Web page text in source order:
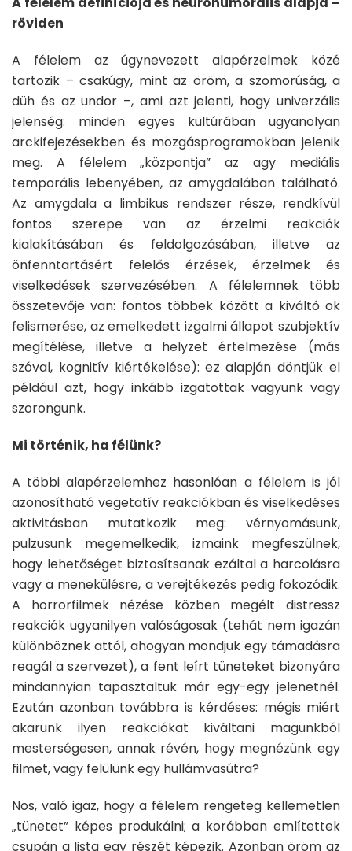
röviden
A félelem az úgynevezett alapérzelmek közé
tartozik – csakúgy, mint az öröm, a szomorúság, a
düh és az undor –, ami azt jelenti, hogy univerzális
jelenség: minden egyes kultúrában ugyanolyan
arckifejezésekben és mozgásprogramokban jelenik
meg. A félelem „központja” az agy mediális
temporális lebenyében, az amygdalában található.
Az amygdala a limbikus rendszer része, rendkívül
fontos szerepe van az érzelmi reakciók
kialakításában és feldolgozásában, illetve az
önfenntartásért felelős érzések, érzelmek és
viselkedések szervezésében. A félelemnek több
összetevője van: fontos többek között a kiváltó ok
felismerése, az emelkedett izgalmi állapot szubjektív
megítélése, illetve a helyzet értelmezése (más
szóval, kognitív kiértékelése): ez alapján döntjük el
például azt, hogy inkább izgatottak vagyunk vagy
szorongunk.
Mi történik, ha félünk?
A többi alapérzelemhez hasonlóan a félelem is jól
azonosítható vegetatív reakciókban és viselkedéses
aktivitásban mutatkozik meg: vérnyomásunk,
pulzusunk megemelkedik, izmaink megfeszülnek,
hogy lehetőséget biztosítsanak ezáltal a harcolásra
vagy a menekülésre, a verejtékezés pedig fokozódik.
A horrorfilmek nézése közben megélt distressz
reakciók ugyanilyen valóságosak (tehát nem igazán
különböznek attól, ahogyan mondjuk egy támadásra
reagál a szervezet), a fent leírt tüneteket bizonyára
mindannyian tapasztaltuk már egy-egy jelenetnél.
Ezután azonban továbbra is kérdéses: mégis miért
akarunk ilyen reakciókat kiváltani magunkból
mesterségesen, annak révén, hogy megnézünk egy
filmet, vagy felülünk egy hullámvasútra?
Nos, való igaz, hogy a félelem rengeteg kellemetlen
„tünetet” képes produkálni; a korábban említettek
csupán a lista egy részét képezik. Azonban öröm az